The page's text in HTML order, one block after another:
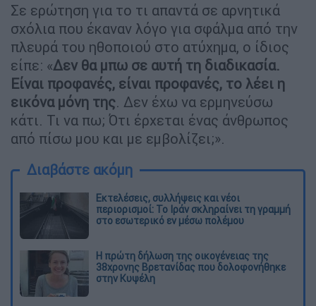
Σε ερώτηση για το τι απαντά σε αρνητικά
σχόλια που έκαναν λόγο για σφάλμα από την
πλευρά του ηθοποιού στο ατύχημα, ο ίδιος
είπε: «Δεν θα μπω σε αυτή τη διαδικασία.
Είναι προφανές, είναι προφανές, το λέει η
εικόνα μόνη της. Δεν έχω να ερμηνεύσω
κάτι. Τι να πω; Ότι έρχεται ένας άνθρωπος
από πίσω μου και με εμβολίζει;».
Διαβάστε ακόμη
Εκτελέσεις, συλλήψεις και νέοι
περιορισμοί: Το Ιράν σκληραίνει τη γραμμή
στο εσωτερικό εν μέσω πολέμου
Η πρώτη δήλωση της οικογένειας της
38χρονης Βρετανίδας που δολοφονήθηκε
στην Κυψέλη